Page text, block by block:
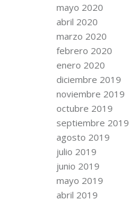
mayo 2020
abril 2020
marzo 2020
febrero 2020
enero 2020
diciembre 2019
noviembre 2019
octubre 2019
septiembre 2019
agosto 2019
julio 2019
junio 2019
mayo 2019
abril 2019